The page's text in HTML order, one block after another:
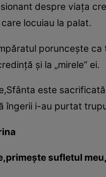
despre viaţa
locuiau la palat.
porunceşte
şi la „mirele” ei.
este
îngerii i-au purtat
sufletul